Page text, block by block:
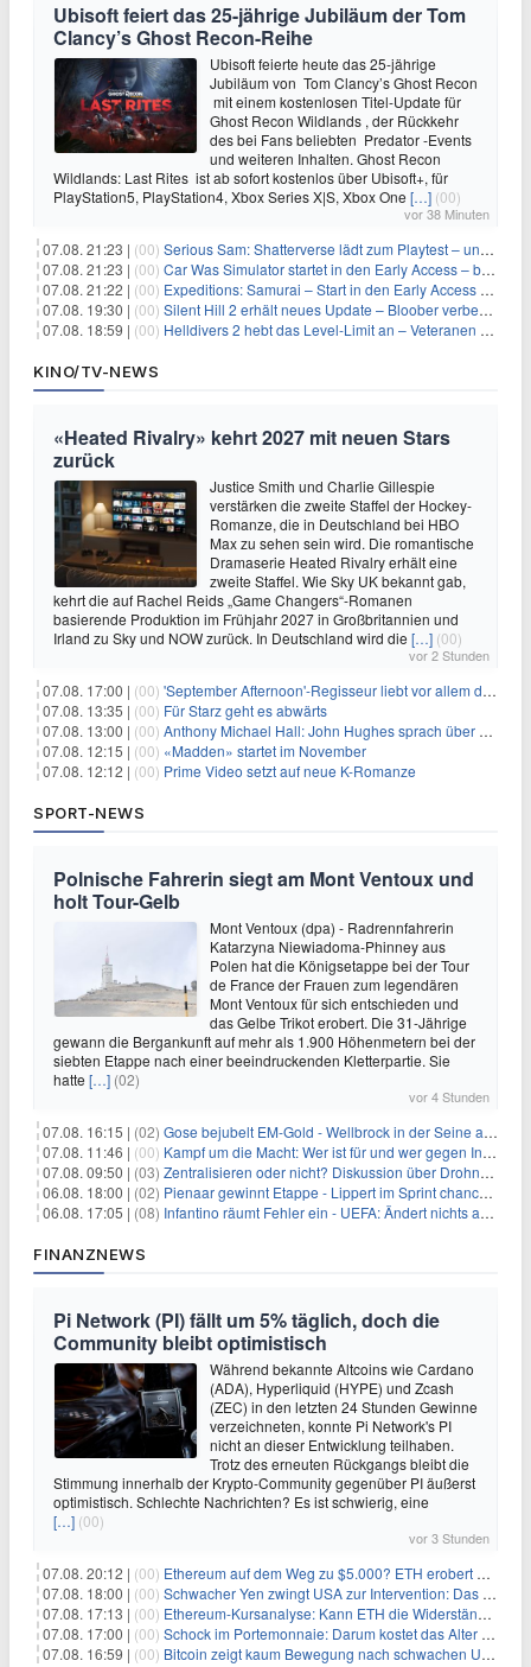
Ubisoft feiert das 25-jährige Jubiläum der Tom
Clancy’s Ghost Recon-Reihe
Ubisoft feierte heute das 25-jährige
Jubiläum von Tom Clancy’s Ghost Recon
mit einem kostenlosen Titel-Update für
Ghost Recon Wildlands , der Rückkehr
des bei Fans beliebten Predator -Events
und weiteren Inhalten. Ghost Recon
Wildlands: Last Rites ist ab sofort kostenlos über Ubisoft+, für
PlayStation5, PlayStation4, Xbox Series X|S, Xbox One […] (00)
vor 38 Minuten
07.08. 21:23 | (00) Serious Sam: Shatterverse lädt zum Playtest – und erscheint schon bald!
07.08. 21:23 | (00) Car Was Simulator startet in den Early Access – bald gehts los!
07.08. 21:22 | (00) Expeditions: Samurai – Start in den Early Access ab heute im feudalen Japan
07.08. 19:30 | (00) Silent Hill 2 erhält neues Update – Bloober verbessert Grafik und Performance
07.08. 18:59 | (00) Helldivers 2 hebt das Level-Limit an – Veteranen können endlich weiter aufsteigen
KINO/TV-NEWS
«Heated Rivalry» kehrt 2027 mit neuen Stars
zurück
Justice Smith und Charlie Gillespie
verstärken die zweite Staffel der Hockey-
Romanze, die in Deutschland bei HBO
Max zu sehen sein wird. Die romantische
Dramaserie Heated Rivalry erhält eine
zweite Staffel. Wie Sky UK bekannt gab,
kehrt die auf Rachel Reids „Game Changers“-Romanen
basierende Produktion im Frühjahr 2027 in Großbritannien und
Irland zu Sky und NOW zurück. In Deutschland wird die […] (00)
vor 2 Stunden
07.08. 17:00 | (00) 'September Afternoon'-Regisseur liebt vor allem die 'Banalität' in seinen Filmen
07.08. 13:35 | (00) Für Starz geht es abwärts
07.08. 13:00 | (00) Anthony Michael Hall: John Hughes sprach über eine Fortsetzung von 'The Breakfast Club'
07.08. 12:15 | (00) «Madden» startet im November
07.08. 12:12 | (00) Prime Video setzt auf neue K-Romanze
SPORT-NEWS
Polnische Fahrerin siegt am Mont Ventoux und
holt Tour-Gelb
Mont Ventoux (dpa) - Radrennfahrerin
Katarzyna Niewiadoma-Phinney aus
Polen hat die Königsetappe bei der Tour
de France der Frauen zum legendären
Mont Ventoux für sich entschieden und
das Gelbe Trikot erobert. Die 31-Jährige
gewann die Bergankunft auf mehr als 1.900 Höhenmetern bei der
siebten Etappe nach einer beeindruckenden Kletterpartie. Sie
hatte […] (02)
vor 4 Stunden
07.08. 16:15 | (02) Gose bejubelt EM-Gold - Wellbrock in der Seine ausgebremst
07.08. 11:46 | (00) Kampf um die Macht: Wer ist für und wer gegen Infantino?
07.08. 09:50 | (03) Zentralisieren oder nicht? Diskussion über Drohnenabwehr
06.08. 18:00 | (02) Pienaar gewinnt Etappe - Lippert im Sprint chancenlos
06.08. 17:05 | (08) Infantino räumt Fehler ein - UEFA: Ändert nichts an Boykott
FINANZNEWS
Pi Network (PI) fällt um 5% täglich, doch die
Community bleibt optimistisch
Während bekannte Altcoins wie Cardano
(ADA), Hyperliquid (HYPE) und Zcash
(ZEC) in den letzten 24 Stunden Gewinne
verzeichneten, konnte Pi Network's PI
nicht an dieser Entwicklung teilhaben.
Trotz des erneuten Rückgangs bleibt die
Stimmung innerhalb der Krypto-Community gegenüber PI äußerst
optimistisch. Schlechte Nachrichten? Es ist schwierig, eine
[…] (00)
vor 3 Stunden
07.08. 20:12 | (00) Ethereum auf dem Weg zu $5.000? ETH erobert wichtige Marke zurück, während Institutionen weiter akkumulieren
07.08. 18:00 | (00) Schwacher Yen zwingt USA zur Intervention: Das größte Risiko seit 15 Jahren
07.08. 17:13 | (00) Ethereum-Kursanalyse: Kann ETH die Widerstände der gleitenden Durchschnitte überwinden?
07.08. 17:00 | (00) Schock im Portemonnaie: Darum kostet das Alter deutlich mehr als Sie denken
07.08. 16:59 | (00) Bitcoin zeigt kaum Bewegung nach schwachen US-Arbeitsmarktdaten, Fed-Zinserhöhungschancen sinken auf 44%